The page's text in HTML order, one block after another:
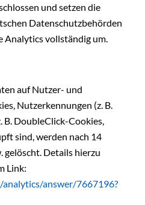
und setzen die
Datenschutzbehörden
Analytics vollständig um.
auf Nutzer- und
Nutzerkennungen (z. B.
DoubleClick-Cookies,
sind, werden nach 14
Details hierzu
Link:
answer/7667196?